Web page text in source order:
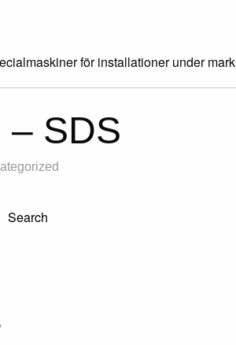
för installationer under mark
– SDS
Search